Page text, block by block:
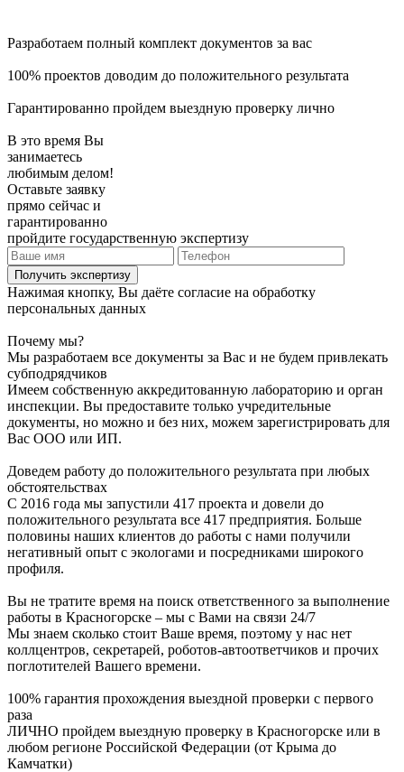
Разработаем полный комплект документов за вас
100% проектов доводим до положительного результата
Гарантированно пройдем выездную проверку лично
В это время Вы
занимаетесь
любимым делом!
Оставьте заявку
прямо сейчас и
гарантированно
пройдите государственную экспертизу
Получить экспертизу
Нажимая кнопку, Вы даёте согласие на обработку
персональных данных
Почему мы?
Мы разработаем все документы за Вас и не будем привлекать
субподрядчиков
Имеем собственную аккредитованную лабораторию и орган
инспекции. Вы предоставите только учредительные
документы, но можно и без них, можем зарегистрировать для
Вас ООО или ИП.
Доведем работу до положительного результата при любых
обстоятельствах
С 2016 года мы запустили 417 проекта и довели до
положительного результата все 417 предприятия. Больше
половины наших клиентов до работы с нами получили
негативный опыт с экологами и посредниками широкого
профиля.
Вы не тратите время на поиск ответственного за выполнение
работы в Красногорске – мы с Вами на связи 24/7
Мы знаем сколько стоит Ваше время, поэтому у нас нет
коллцентров, секретарей, роботов-автоответчиков и прочих
поглотителей Вашего времени.
100% гарантия прохождения выездной проверки с первого
раза
ЛИЧНО пройдем выездную проверку в Красногорске или в
любом регионе Российской Федерации (от Крыма до
Камчатки)